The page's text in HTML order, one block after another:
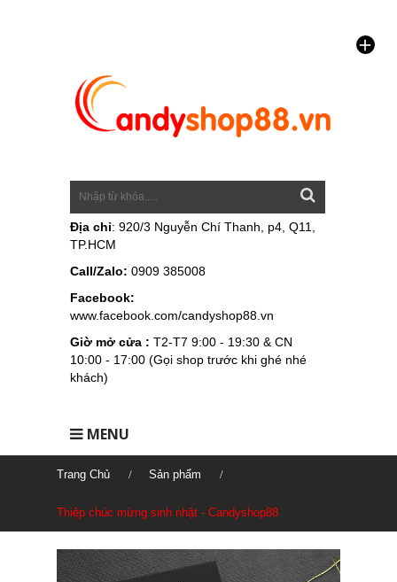
Địa chỉ: 920/3 Nguyễn Chí Thanh, p4, Q11,
TP.HCM
Call/Zalo: 0909 385008
Facebook:
www.facebook.com/candyshop88.vn
Giờ mở cửa : T2-T7 9:00 - 19:30 & CN
10:00 - 17:00 (Gọi shop trước khi ghé nhé
khách)
MENU
Trang Chủ Sản phẩm
Thiệp chúc mừng sinh nhật - Candyshop88